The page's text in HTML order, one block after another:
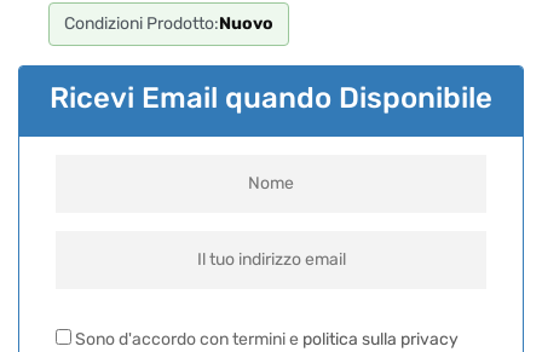
Condizioni Prodotto:Nuovo
Ricevi Email quando Disponibile
Sono d'accordo con termini e politica sulla privacy